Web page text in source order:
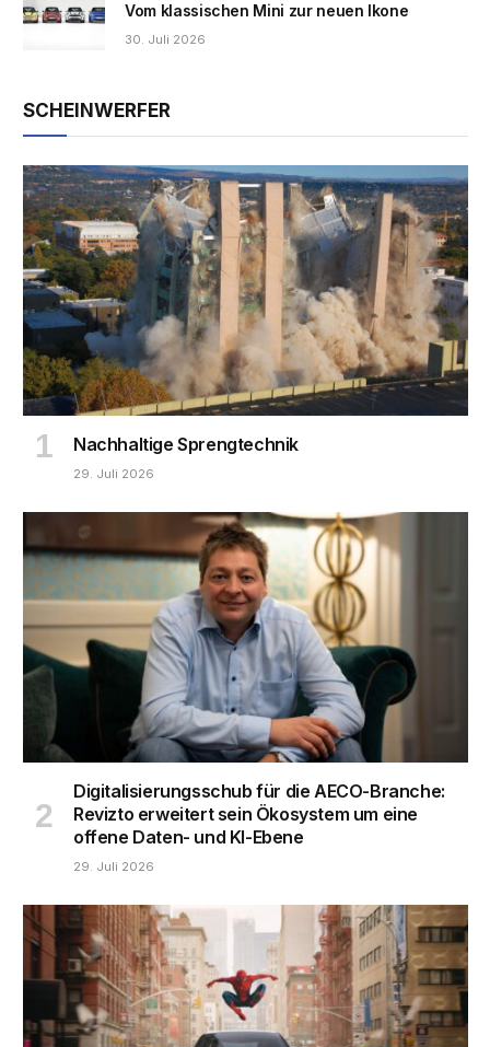
Vom klassischen Mini zur neuen Ikone
30. Juli 2026
SCHEINWERFER
Nachhaltige Sprengtechnik
29. Juli 2026
Digitalisierungsschub für die AECO-Branche:
Revizto erweitert sein Ökosystem um eine
offene Daten- und KI-Ebene
29. Juli 2026